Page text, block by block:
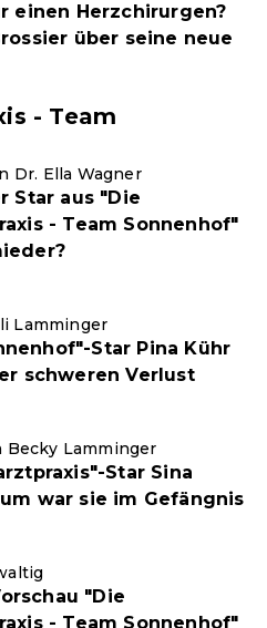
einen Herzchirurgen?
über seine neue
- Team
Dr. Ella Wagner
Star aus "Die
- Team Sonnenhof"
Lamminger
Star Pina Kühr
schweren Verlust
Lamminger
Star Sina
war sie im Gefängnis
"Die
- Team Sonnenhof"